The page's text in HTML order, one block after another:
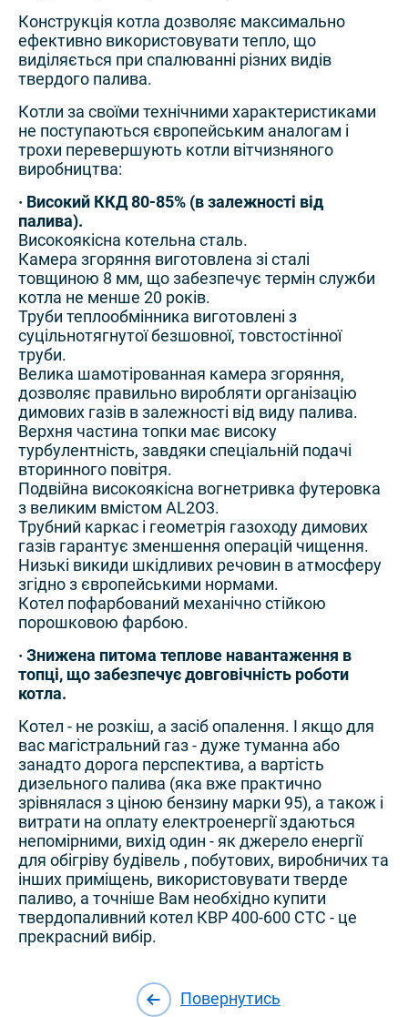
Конструкція котла дозволяє максимально
ефективно використовувати тепло, що
виділяється при спалюванні різних видів
твердого палива.
Котли за своїми технічними характеристиками
не поступаються європейським аналогам і
трохи перевершують котли вітчизняного
виробництва:
· Високий ККД 80-85% (в залежності від
палива).
Високоякісна котельна сталь.
Камера згоряння виготовлена ​​зі сталі
товщиною 8 мм, що забезпечує термін служби
котла не менше 20 років.
Труби теплообмінника виготовлені з
суцільнотягнутої безшовної, товстостінної
труби.
Велика шамотірованная камера згоряння,
дозволяє правильно виробляти організацію
димових газів в залежності від виду палива.
Верхня частина топки має високу
турбулентність, завдяки спеціальній подачі
вторинного повітря.
Подвійна високоякісна вогнетривка футеровка
з великим вмістом AL2O3.
Трубний каркас і геометрія газоходу димових
газів гарантує зменшення операцій чищення.
Низькі викиди шкідливих речовин в атмосферу
згідно з європейськими нормами.
Котел пофарбований механічно стійкою
порошковою фарбою.
· Знижена питома теплове навантаження в
топці, що забезпечує довговічність роботи
котла.
Котел - не розкіш, а засіб опалення. І якщо для
вас магістральний газ - дуже туманна або
занадто дорога перспектива, а вартість
дизельного палива (яка вже практично
зрівнялася з ціною бензину марки 95), а також і
витрати на оплату електроенергії здаються
непомірними, вихід один - як джерело енергії
для обігріву будівель , побутових, виробничих та
інших приміщень, використовувати тверде
паливо, а точніше Вам необхідно купити
твердопаливний котел КВР 400-600 СТС - це
прекрасний вибір.
Повернутись